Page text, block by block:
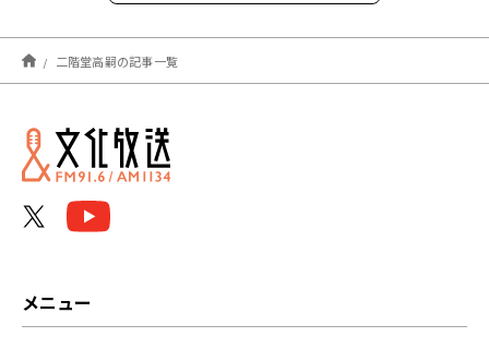
2026年08月
2026年07月
2026年05月
二階堂高嗣の記事一覧
メニュー